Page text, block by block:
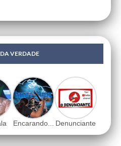
VERDADE
Encarando... Denunciante